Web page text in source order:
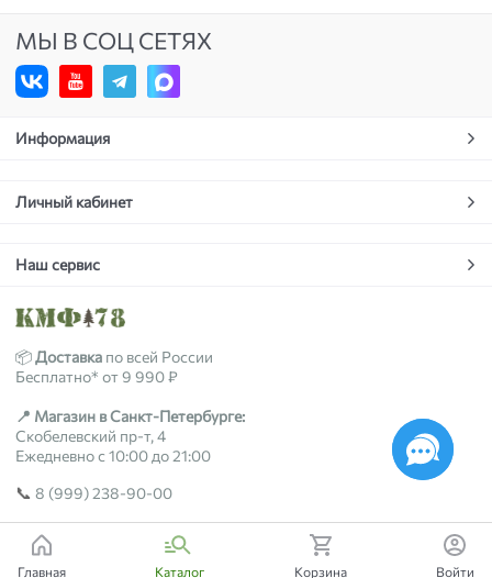
МЫ В СОЦ СЕТЯХ
Информация
Личный кабинет
Наш сервис
📦Доставка по всей России
Бесплатно* от 9 990 ₽
📍 Магазин в Санкт-Петербурге:
Скобелевский пр-т, 4
Ежедневно с 10:00 до 21:00
📞 8 (999) 238-90-00
2018-2026 © kmf78.ru
Главная Каталог Корзина Войти